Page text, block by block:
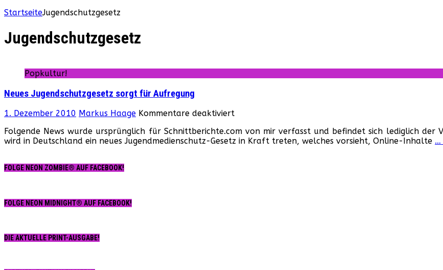
StartseiteJugendschutzgesetz
Jugendschutzgesetz
Popkultur!
Neues Jugendschutzgesetz sorgt für Aufregung
1. Dezember 2010 Markus Haage Kommentare deaktiviertfür
Jugendschutzgesetz
sorgt
Folgende News wurde ursprünglich für Schnittberichte.com von mir verfasst und befindet sich lediglich der
wird in Deutschland ein neues Jugendmedienschutz-Gesetz in Kraft treten, welches vorsieht, Online-Inhalte …
FOLGE NEON ZOMBIE® AUF FACEBOOK!
FOLGE NEON MIDNIGHT® AUF FACEBOOK!
DIE AKTUELLE PRINT-AUSGABE!